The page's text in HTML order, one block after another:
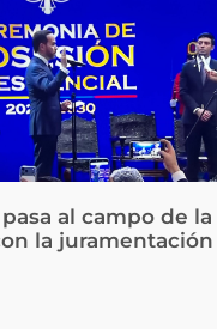
al campo de
la juramentación